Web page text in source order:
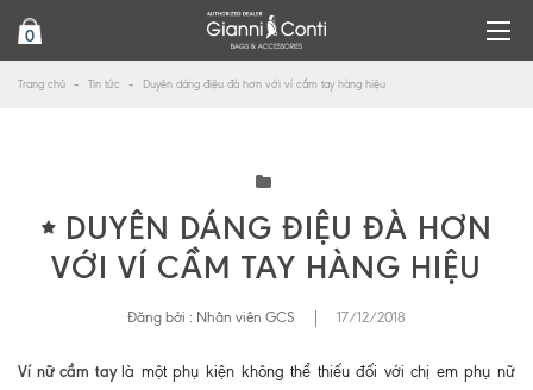
0
Trang chủ Tin tức Duyên dáng điệu đà hơn với ví cầm tay hàng hiệu
DUYÊN DÁNG ĐIỆU ĐÀ HƠN
VỚI VÍ CẦM TAY HÀNG HIỆU
Đăng bởi : Nhân viên GCS 17/12/2018
Ví nữ cầm taylà một phụ kiện không thể thiếu đối với chị em phụ nữ